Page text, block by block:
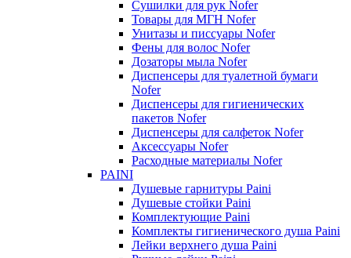
Сушилки для рук Nofer
Товары для МГН Nofer
Унитазы и писсуары Nofer
Фены для волос Nofer
Дозаторы мыла Nofer
Диспенсеры для туалетной бумаги
Nofer
Диспенсеры для гигиенических
пакетов Nofer
Диспенсеры для салфеток Nofer
Аксессуары Nofer
Расходные материалы Nofer
PAINI
Душевые гарнитуры Paini
Душевые стойки Paini
Комплектующие Paini
Комплекты гигиенического душа Paini
Лейки верхнего душа Paini